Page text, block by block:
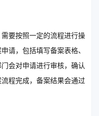
要按照一定的流程进行操
请，包括填写备案表格、
会对申请进行审核，确认
程完成，备案结果会通过